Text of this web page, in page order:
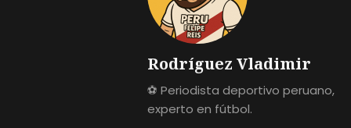
Rodríguez Vladimir
⚽ Periodista deportivo peruano,
experto en fútbol.